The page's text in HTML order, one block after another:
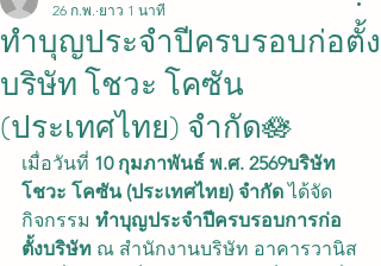
ทำบุญประจำปีครบรอบก่อตั้ง
บริษัท โชวะ โคซัน
(ประเทศไทย) จำกัด🪷
26 ก.พ. ยาว 1 นาที
เมื่อวันที่ 10 กุมภาพันธ์ พ.ศ. 2569บริษัท
โชวะ โคซัน (ประเทศไทย) จำกัด ได้จัด
กิจกรรม ทำบุญประจำปีครบรอบการก่อ
ตั้งบริษัท ณ สำนักงานบริษัท อาคารวานิส